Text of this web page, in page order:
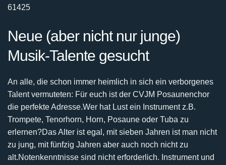
61425
Neue (aber nicht nur junge)
Musik-Talente gesucht
An alle, die schon immer heimlich in sich ein verborgenes
Talent vermuteten: Für euch ist der CVJM Posaunenchor
die perfekte Adresse.Wer hat Lust ein Instrument z.B.
Trompete, Tenorhorn, Horn, Posaune oder Tuba zu
erlernen?Das Alter ist egal, mit sieben Jahren ist man nicht
zu jung, mit fünfzig Jahren aber auch noch nichtzu
alt.Notenkenntnisse sind nicht erforderlich. Instrument und